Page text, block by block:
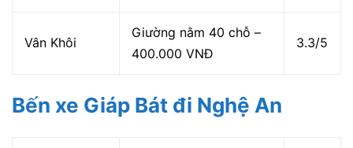
Vân Khôi
Giường nằm 40 chỗ –
400.000 VNĐ
3.3/5
Bến xe Giáp Bát đi Nghệ An